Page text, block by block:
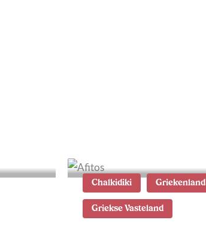
Chalkidiki Griekenland
Griekse Vasteland